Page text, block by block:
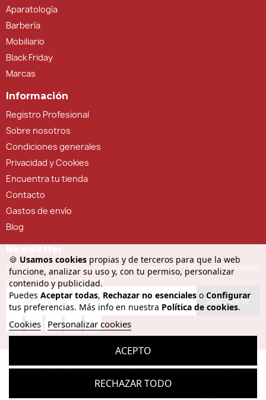
🍪 Usamos cookies propias y de terceros para que la web
funcione, analizar su uso y, con tu permiso, personalizar
contenido y publicidad.
Puedes Aceptar todas, Rechazar no esenciales o Configurar
tus preferencias. Más info en nuestra Política de cookies.
Cookies Personalizar cookies
RECHAZAR TODO
ACEPTO
Aparatología
Barbería
Mobiliario
Black Friday
Marcas
Información
Registro Profesional
Sobre nosotros
Condiciones generales
Privacidad y Cookies
Encuentra tu tienda
Contacto
Gastos de envío
Blog
Suscríbete a nuestra newsletter y recibe un 5% de descuento
para tu próxima compra
Suscribirse
Copyright © - Versión Profesional. Todos los derechos reservados